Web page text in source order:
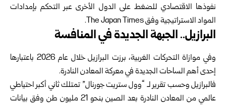
نفوذها ‏الاقتصادي للضغط على الدول الأخرى عبر التحكم بإمدادات
المواد الاستراتيجية ‏وفق ‏The Japan Times‏.‏
البرازيل.. الجبهة الجديدة في المنافسة
وفي موازاة التحركات الغربية، برزت البرازيل خلال عام 2026 باعتبارها
إحدى ‏أهم الساحات الجديدة في معركة المعادن النادرة.‏
فالبرازيل وحسب تقرير لـ “وول ستريت جورنال” تمتلك ثاني أكبر احتياطي
‏عالمي من المعادن النادرة بعد الصين بنحو 21 مليون طن وفق بيانات